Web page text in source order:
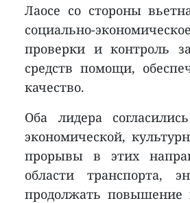
Лаосе со стороны
социально-
проверки и контроль
средств помощи,
качество.
Оба лидера
экономической,
прорывы в этих
области транспорта,
продолжать повышение